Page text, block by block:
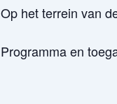
Op het terrein van
Programma en